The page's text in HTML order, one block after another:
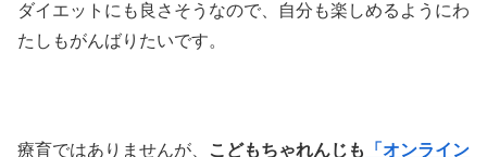
ダイエットにも良さそうなので、自分も楽しめるようにわ
たしもがんばりたいです。
療育ではありませんが、 こどもちゃれんじも
「オンライン